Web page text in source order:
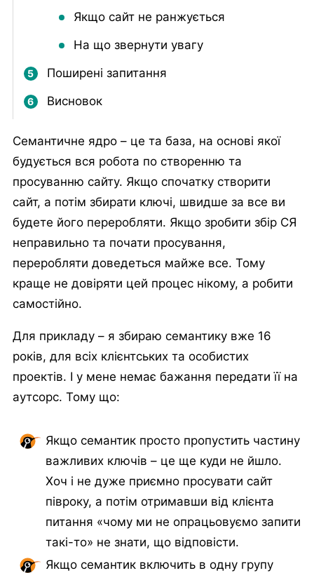
Якщо сайт не ранжується
На що звернути увагу
Поширені запитання
Висновок
Семантичне ядро – це та база, на основі якої
будується вся робота по створенню та
просуванню сайту. Якщо спочатку створити
сайт, а потім збирати ключі, швидше за все ви
будете його переробляти. Якщо зробити збір СЯ
неправильно та почати просування,
переробляти доведеться майже все. Тому
краще не довіряти цей процес нікому, а робити
самостійно.
Для прикладу – я збираю семантику вже 16
років, для всіх клієнтських та особистих
проектів. І у мене немає бажання передати її на
аутсорс. Тому що:
Якщо семантик просто пропустить частину
важливих ключів – це ще куди не йшло.
Хоч і не дуже приємно просувати сайт
півроку, а потім отримавши від клієнта
питання «чому ми не опрацьовуємо запити
такі-то» не знати, що відповісти.
Якщо семантик включить в одну групу